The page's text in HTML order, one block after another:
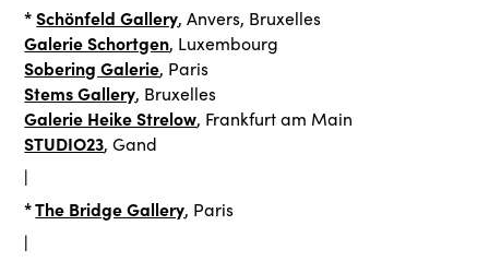
*Schönfeld Gallery, Anvers, Bruxelles
Galerie Schortgen, Luxembourg
Sobering Galerie, Paris
Stems Gallery, Bruxelles
Galerie Heike Strelow, Frankfurt am Main
STUDIO23, Gand
|
*The Bridge Gallery, Paris
|